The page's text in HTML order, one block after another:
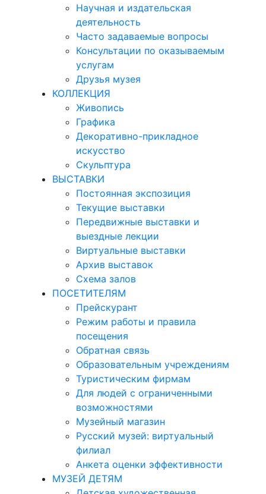
Научная и издательская
деятельность
Часто задаваемые вопросы
Консультации по оказываемым
услугам
Друзья музея
КОЛЛЕКЦИЯ
Живопись
Графика
Декоративно-прикладное
искусство
Скульптура
ВЫСТАВКИ
Постоянная экспозиция
Текущие выставки
Передвижные выставки и
выездные лекции
Виртуальные выставки
Архив выставок
Схема залов
ПОСЕТИТЕЛЯМ
Прейскурант
Режим работы и правила
посещения
Обратная связь
Образовательным учреждениям
Туристическим фирмам
Для людей с ограниченными
возможностями
Музейный магазин
Русский музей: виртуальный
филиал
Анкета оценки эффективности
МУЗЕЙ ДЕТЯМ